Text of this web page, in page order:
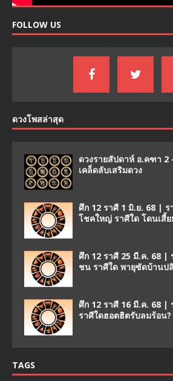
FOLLOW US
ดวงโพสล่าสุด
ดวงรายสัปดาห์ อ.คฑา 2
เคล็ดลับเสริมดวง
ศึก 12 ราศี 1 มิ.ย. 68 |
โชคใหญ่ ราศีใด โดนเสี้
ศึก 12 ราศี 25 มี.ค. 68 |
ชน ราศีใด พายุซัดบ้านป
ศึก 12 ราศี 16 มี.ค. 68 |
ราศีใดฮอตฮิตรับลมร้อน?
TAGS